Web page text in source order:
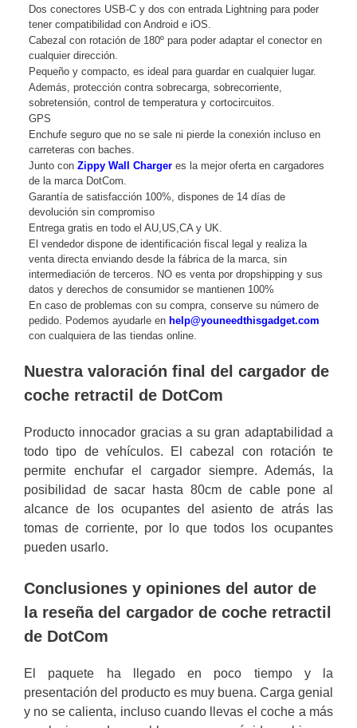
Dos conectores USB-C y dos con entrada Lightning para poder
tener compatibilidad con Android e iOS.
Cabezal con rotación de 180º para poder adaptar el conector en
cualquier dirección.
Pequeño y compacto, es ideal para guardar en cualquier lugar.
Además, protección contra sobrecarga, sobrecorriente,
sobretensión, control de temperatura y cortocircuitos.
GPS
Enchufe seguro que no se sale ni pierde la conexión incluso en
carreteras con baches.
Junto con Zippy Wall Charger es la mejor oferta en cargadores
de la marca DotCom.
Garantía de satisfacción 100%, dispones de 14 días de
devolución sin compromiso
Entrega gratis en todo el AU,US,CA y UK.
El vendedor dispone de identificación fiscal legal y realiza la
venta directa enviando desde la fábrica de la marca, sin
intermediación de terceros. NO es venta por dropshipping y sus
datos y derechos de consumidor se mantienen 100%
En caso de problemas con su compra, conserve su número de
pedido. Podemos ayudarle en help@youneedthisgadget.com
con cualquiera de las tiendas online.
Nuestra valoración final del cargador de
coche retractil de DotCom
Producto innocador gracias a su gran adaptabilidad a
todo tipo de vehículos. El cabezal con rotación te
permite enchufar el cargador siempre. Además, la
posibilidad de sacar hasta 80cm de cable pone al
alcance de los ocupantes del asiento de atrás las
tomas de corriente, por lo que todos los ocupantes
pueden usarlo.
Conclusiones y opiniones del autor de
la reseña del cargador de coche retractil
de DotCom
El paquete ha llegado en poco tiempo y la
presentación del producto es muy buena. Carga genial
y no se calienta, incluso cuando llevas el coche a más